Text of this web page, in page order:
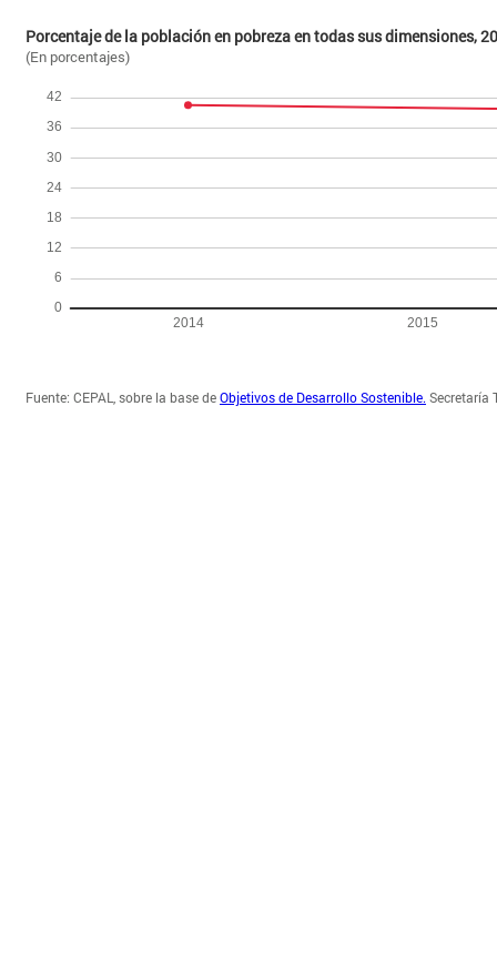
Porcentaje de la población en pobreza en todas sus dimensiones,
(En porcentajes)
Fuente: CEPAL, sobre la base deObjetivos de Desarrollo Sostenible. Secretaría